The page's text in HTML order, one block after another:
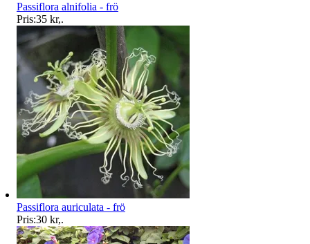
Passiflora alnifolia - frö
Pris:35 kr,.
Passiflora auriculata - frö
Pris:30 kr,.